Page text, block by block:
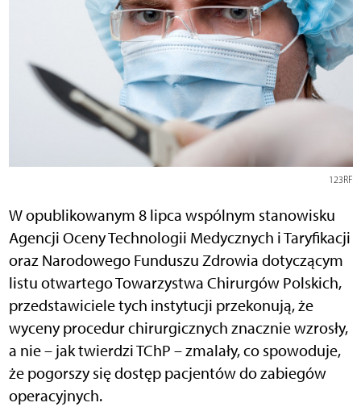
123RF
W opublikowanym 8 lipca wspólnym stanowisku
Agencji Oceny Technologii Medycznych i Taryfikacji
oraz Narodowego Funduszu Zdrowia dotyczącym
listu otwartego Towarzystwa Chirurgów Polskich,
przedstawiciele tych instytucji przekonują, że
wyceny procedur chirurgicznych znacznie wzrosły,
a nie – jak twierdzi TChP – zmalały, co spowoduje,
że pogorszy się dostęp pacjentów do zabiegów
operacyjnych.